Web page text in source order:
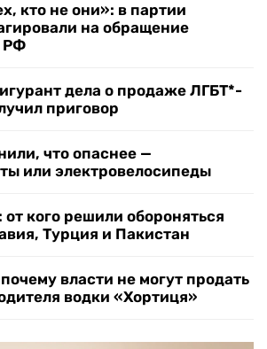
кто не они»: в партии
на обращение
РФ
дела о продаже ЛГБТ*-
приговор
что опаснее —
или электровелосипеды
кого решили обороняться
Турция и Пакистан
власти не могут продать
водки «Хортиця»